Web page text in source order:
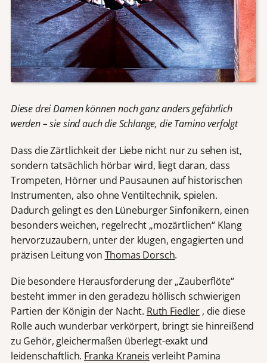
Diese drei Damen können noch ganz anders gefährlich
werden – sie sind auch die Schlange, die Tamino verfolgt
Dass die Zärtlichkeit der Liebe nicht nur zu sehen ist,
sondern tatsächlich hörbar wird, liegt daran, dass
Trompeten, Hörner und Pausaunen auf historischen
Instrumenten, also ohne Ventiltechnik, spielen.
Dadurch gelingt es den Lüneburger Sinfonikern, einen
besonders weichen, regelrecht „mozärtlichen“ Klang
hervorzuzaubern, unter der klugen, engagierten und
präzisen Leitung von Thomas Dorsch.
Die besondere Herausforderung der „Zauberflöte“
besteht immer in den geradezu höllisch schwierigen
Partien der Königin der Nacht. Ruth Fiedler , die diese
Rolle auch wunderbar verkörpert, bringt sie hinreißend
zu Gehör, gleichermaßen überlegt-exakt und
leidenschaftlich. Franka Kraneis verleiht Pamina